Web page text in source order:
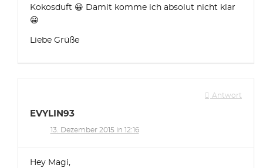
Kokosduft 😀 Damit komme ich absolut nicht klar
😀
Liebe Grüße
Antwort
EVYLIN93
13. Dezember 2015 in 12:16
Hey Magi,